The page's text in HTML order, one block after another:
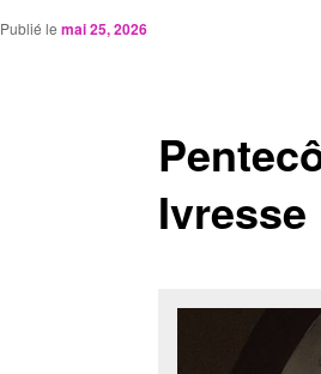
contenu
Ivresse
Publié le mai 25, 2026